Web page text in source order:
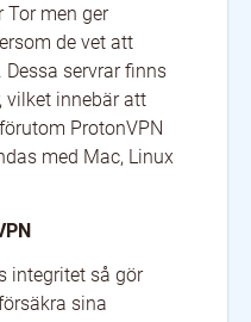
Tor men ger
de vet att
servrar finns
vilket innebär att
ProtonVPN
med Mac, Linux
integritet så gör
sina